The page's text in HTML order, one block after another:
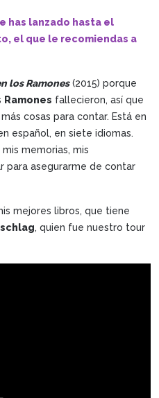
has lanzado hasta el
el que le recomiendas a
los Ramones(2015) porque
Ramones fallecieron, así que
cosas para contar. Está en
español, en siete idiomas.
memorias, mis
para asegurarme de contar
mejores libros, que tiene
, quien fue nuestro tour